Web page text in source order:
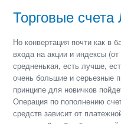
Торговые
Но конвертация почти как в
входа на акции и индексы
средненькая, есть лучше,
очень большие и серьезные
принципе для новичков
Операция по пополнению
средств зависит от